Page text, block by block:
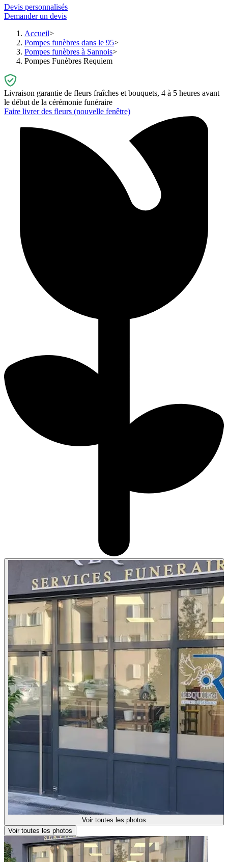
Devis personnalisés
Demander un devis
Accueil
Pompes funèbres dans le 95
Pompes funèbres à Sannois
Pompes Funèbres Requiem
Livraison garantie de fleurs fraîches et bouquets, 4 à 5 heures avant
le début de la cérémonie funéraire
Faire livrer des fleurs (nouvelle fenêtre)
Voir toutes les photos
Voir toutes les photos